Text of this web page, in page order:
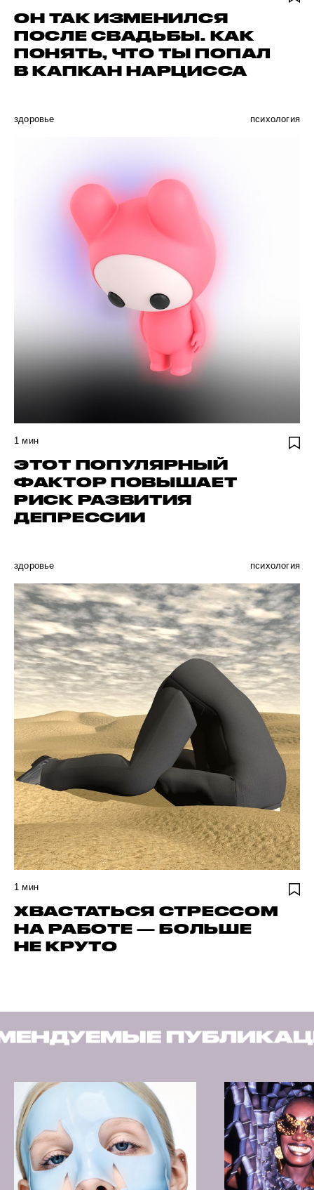
ОН ТАК ИЗМЕНИЛСЯ
ПОСЛЕ СВАДЬБЫ. КАК
ПОНЯТЬ, ЧТО ТЫ ПОПАЛ
В КАПКАН НАРЦИССА
здоровье психология
1 мин
ЭТОТ ПОПУЛЯРНЫЙ
ФАКТОР ПОВЫШАЕТ
РИСК РАЗВИТИЯ
ДЕПРЕССИИ
здоровье психология
1 мин
ХВАСТАТЬСЯ СТРЕССОМ
НА РАБОТЕ — БОЛЬШЕ
НЕ КРУТО
ПУБЛИКАЦИИ